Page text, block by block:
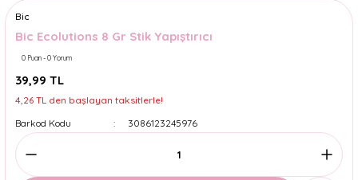
Bic
Bic Ecolutions 8 Gr Stik Yapıştırıcı
0 Puan - 0 Yorum
39,99 TL
4,26 TL den başlayan taksitlerle!
Barkod Kodu
3086123245976